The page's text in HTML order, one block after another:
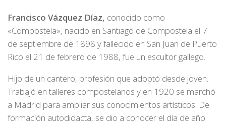
Francisco Vázquez Díaz, conocido como
«Compostela», nacido en Santiago de Compostela el 7
de septiembre de 1898 y fallecido en San Juan de Puerto
Rico el 21 de febrero de 1988, fue un escultor gallego.
Hijo de un cantero, profesión que adoptó desde joven.
Trabajó en talleres compostelanos y en 1920 se marchó
a Madrid para ampliar sus conocimientos artísticos. De
formación autodidacta, se dio a conocer el día de año